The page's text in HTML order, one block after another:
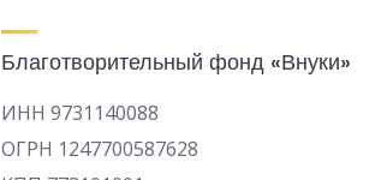
Благотворительный фонд «Внуки»
ИНН 9731140088
ОГРН 1247700587628